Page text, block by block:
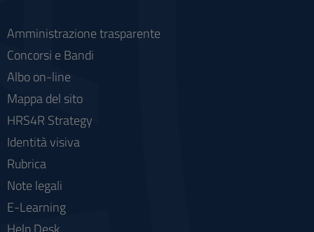
Amministrazione trasparente
Concorsi e Bandi
Albo on-line
Mappa del sito
HRS4R Strategy
Identità visiva
Rubrica
Note legali
E-Learning